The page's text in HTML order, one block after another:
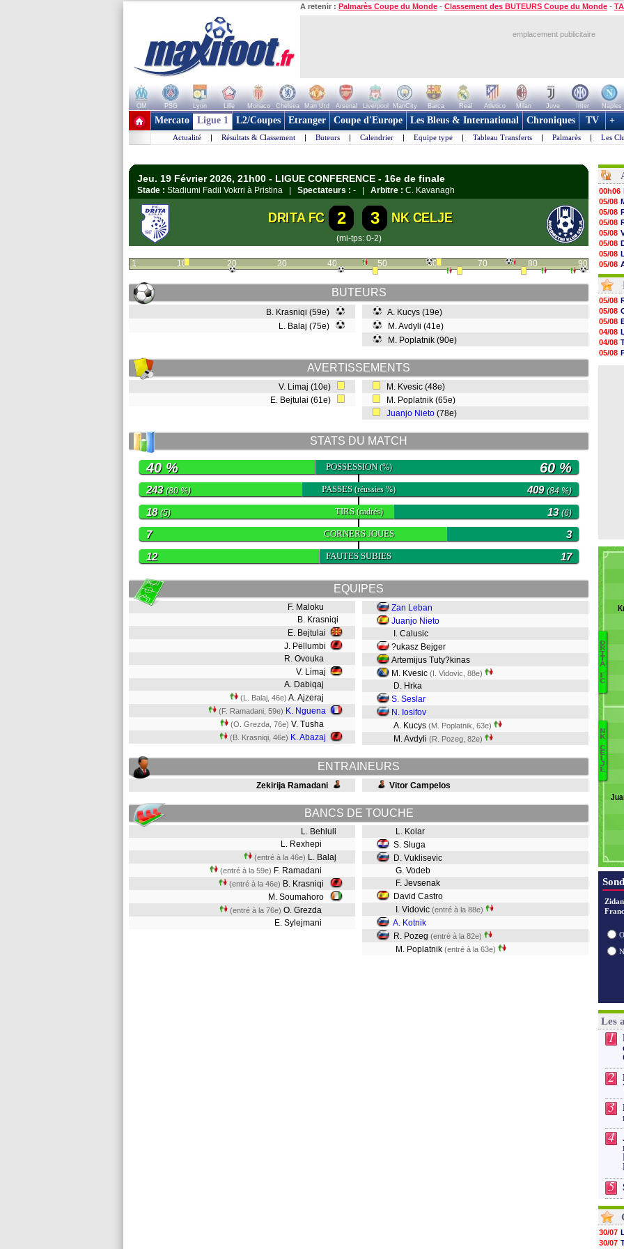
A retenir : Palmarès Coupe du Monde - Classement des BUTEURS Coupe du Monde -
emplacement publicitaire
OM PSG Lyon Lille Monaco Chelsea Man Utd Arsenal Liverpool ManCity Barca Real Atletico Milan Juve Inter Naples
+ de clubs
Mercato Ligue 1 L2/Coupes Etranger Coupe d'Europe Les Bleus & International Chroniques TV +
Actualité | Résultats & Classement | Buteurs | Calendrier | Equipe type | Tableau Transferts | Palmarès | Les
Jeu. 19 Février 2026, 21h00 - LIGUE CONFERENCE - 16e de finale
Stade : Stadiumi Fadil Vokrri à Pristina | Spectateurs : - | Arbitre : C. Kavanagh
DRITA FC 2 3 NK CELJE
(mi-tps: 0-2)
1 10 20 30 40 50 60 70 80 90
BUTEURS
B. Krasniqi (59e)
L. Balaj (75e)
A. Kucys (19e)
M. Avdyli (41e)
M. Poplatnik (90e)
AVERTISSEMENTS
V. Limaj (10e)
E. Bejtulai (61e)
M. Kvesic (48e)
M. Poplatnik (65e)
Juanjo Nieto (78e)
STATS DU MATCH
POSSESSION(%)
40 % 60 %
PASSES(réussies %)
243(80 %) 409(84 %)
TIRS(cadrés)
18(5) 13(6)
CORNERS JOUES
7 3
FAUTES SUBIES
12 17
EQUIPES
F. Maloku
B. Krasniqi
E. Bejtulai
J. Pëllumbi
R. Ovouka
V. Limaj
A. Dabiqaj
(L. Balaj, 46e) A. Ajzeraj
(F. Ramadani, 59e) K. Nguena
(O. Grezda, 76e) V. Tusha
(B. Krasniqi, 46e) K. Abazaj
Zan Leban
Juanjo Nieto
I. Calusic
?ukasz Bejger
Artemijus Tuty?kinas
M. Kvesic (I. Vidovic, 88e)
D. Hrka
S. Seslar
N. Iosifov
A. Kucys (M. Poplatnik, 63e)
M. Avdyli (R. Pozeg, 82e)
ENTRAINEURS
Zekirija Ramadani Vitor Campelos
BANCS DE TOUCHE
L. Behluli
L. Rexhepi
(entré à la 46e) L. Balaj
(entré à la 59e) F. Ramadani
(entré à la 46e) B. Krasniqi
M. Soumahoro
(entré à la 76e) O. Grezda
E. Sylejmani
L. Kolar
S. Sluga
D. Vuklisevic
G. Vodeb
F. Jevsenak
David Castro
I. Vidovic (entré à la 88e)
A. Kotnik
R. Pozeg (entré à la 82e)
M. Poplatnik (entré à la 63e)
00h06
05/08
05/08
05/08
05/08
05/08
05/08
05/08
05/08
05/08
05/08
05/08
05/08
05/08
05/08
05/08
05/08
05/08
05/08
05/08
04/08
04/08
05/08
D
R
I
T
A
F
C
N
K
C
E
L
J
E
Les
1
2
3
4
5
30/07
30/07